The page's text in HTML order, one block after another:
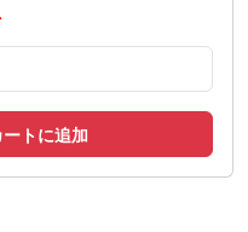
トに追加